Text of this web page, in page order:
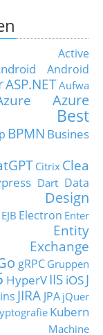
Active
Android
ASP.NETAufwa
Azure
Best
BPMN Busines
Citrix Clea
Dart Data
Design
EJB Electron Enter
Entity
Exchange
gRPC Gruppen
HyperVIIS iOSJ
JIRA JPA jQuer
Kubern
Machine